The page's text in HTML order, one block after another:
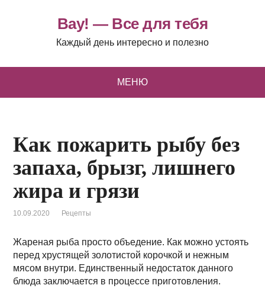
Вау! — Все для тебя
Каждый день интересно и полезно
МЕНЮ
Как пожарить рыбу без
запаха, брызг, лишнего
жира и грязи
10.09.2020 Рецепты
Жареная рыба просто объедение. Как можно устоять
перед хрустящей золотистой корочкой и нежным
мясом внутри. Единственный недостаток данного
блюда заключается в процессе приготовления.